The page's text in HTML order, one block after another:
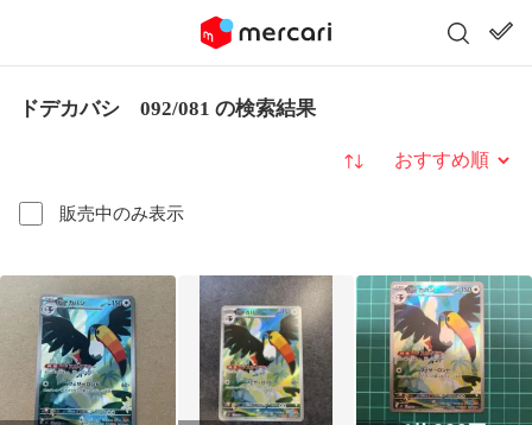
ドデカバシ 092/081 の検索結果
販売中のみ表示
並び替え